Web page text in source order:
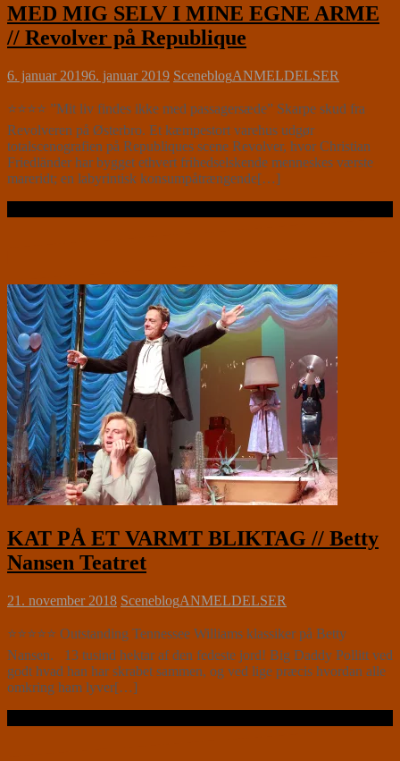
MED MIG SELV I MINE EGNE ARME
// Revolver på Republique
6. januar 20196. januar 2019 SceneblogANMELDELSER
⭐⭐⭐⭐ ”Mit liv findes ikke med passagersæde” Skarpe skud fra
Revolveren på Østerbro. Et kæmpestort varehus udgør
totalscenografien på Republiques scene Revolver, hvor Christian
Friedländer har bygget ethvert frihedselskende menneskes værste
mareridt; en labyrintisk konsumpåtrængende[…]
KAT PÅ ET VARMT BLIKTAG // Betty
Nansen Teatret
21. november 2018 SceneblogANMELDELSER
⭐⭐⭐⭐⭐ Outstanding Tennessee Williams klassiker på Betty
Nansen. 13 tusind hektar af den fedeste jord! Big Daddy Pollitt ved
godt hvad han har skrabet sammen, og ved lige præcis hvordan alle
omkring ham lyver[…]